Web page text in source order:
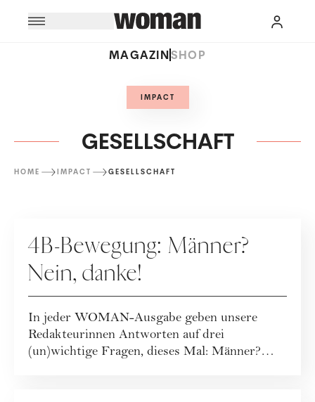
MAGAZINSHOP
IMPACT
GESELLSCHAFT
HOME IMPACT GESELLSCHAFT
4B-Bewegung: Männer?
Nein, danke!
In jeder WOMAN-Ausgabe geben unsere
Redakteurinnen Antworten auf drei
(un)wichtige Fragen, dieses Mal: Männer?